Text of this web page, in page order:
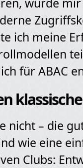
ich meine
für ABAC
nicht – die
wie eine
Clubs: